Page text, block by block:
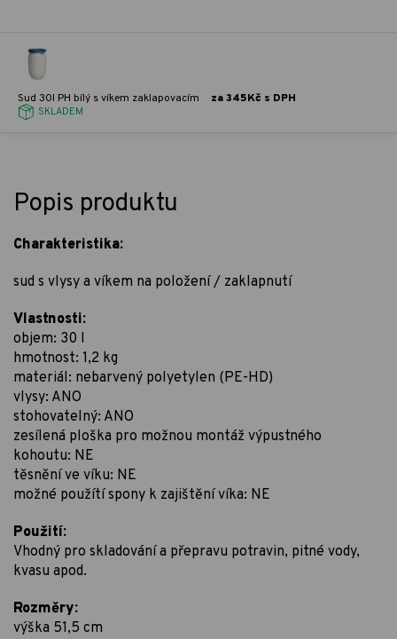
Sud 30l PH bílý s víkem zaklapovacím za 345Kč s DPH
SKLADEM
Popis produktu
Charakteristika:
sud s vlysy a víkem na položení / zaklapnutí
Vlastnosti:
objem: 30 l
hmotnost: 1,2 kg
materiál: nebarvený polyetylen (PE-HD)
vlysy: ANO
stohovatelný: ANO
zesílená ploška pro možnou montáž výpustného
kohoutu: NE
těsnění ve víku: NE
možné použítí spony k zajištění víka: NE
Použití:
Vhodný pro skladování a přepravu potravin, pitné vody,
kvasu apod.
Rozměry:
výška 51,5 cm